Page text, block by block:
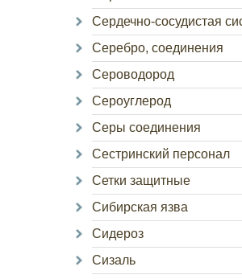
Сердечно-сосудистая
Серебро, соединения
Сероводород
Сероуглерод
Серы соединения
Сестринский персонал
Сетки защитные
Сибирская язва
Сидероз
Сизаль